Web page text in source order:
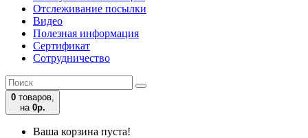
Отслеживание посылки
Видео
Полезная информация
Сертификат
Сотрудничество
0 товаров,
на 0р.
Ваша корзина пуста!